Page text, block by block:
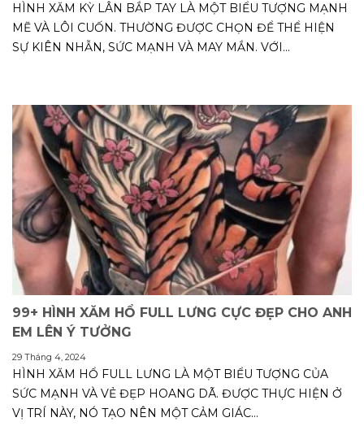
HÌNH XĂM KỲ LÂN BẮP TAY LÀ MỘT BIỂU TƯỢNG MẠNH
MẼ VÀ LÔI CUỐN. THƯỜNG ĐƯỢC CHỌN ĐỂ THỂ HIỆN
SỰ KIÊN NHẪN, SỨC MẠNH VÀ MAY MẮN. VỚI...
99+ HÌNH XĂM HỔ FULL LƯNG CỰC ĐẸP CHO ANH
EM LÊN Ý TƯỞNG
29 Tháng 4, 2024
HÌNH XĂM HỔ FULL LƯNG LÀ MỘT BIỂU TƯỢNG CỦA
SỨC MẠNH VÀ VẺ ĐẸP HOANG DÃ. ĐƯỢC THỰC HIỆN Ở
VỊ TRÍ NÀY, NÓ TẠO NÊN MỘT CẢM GIÁC...